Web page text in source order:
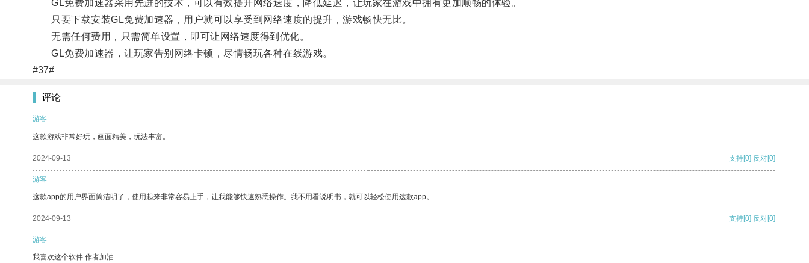
GL免费加速器采用先进的技术，可以有效提升网络速度，降低延迟，让玩家在游戏中拥有更加顺畅的体验。
只要下载安装GL免费加速器，用户就可以享受到网络速度的提升，游戏畅快无比。
无需任何费用，只需简单设置，即可让网络速度得到优化。
GL免费加速器，让玩家告别网络卡顿，尽情畅玩各种在线游戏。
#37#
评论
游客
这款游戏非常好玩，画面精美，玩法丰富。
2024-09-13 支持[0] 反对[0]
游客
这款app的用户界面简洁明了，使用起来非常容易上手，让我能够快速熟悉操作。我不用看说明书，就可以轻松使用这款app。
2024-09-13 支持[0] 反对[0]
游客
我喜欢这个软件 作者加油